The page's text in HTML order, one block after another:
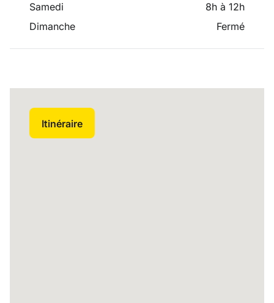
Samedi
8h à 12h
Dimanche
Fermé
Itinéraire